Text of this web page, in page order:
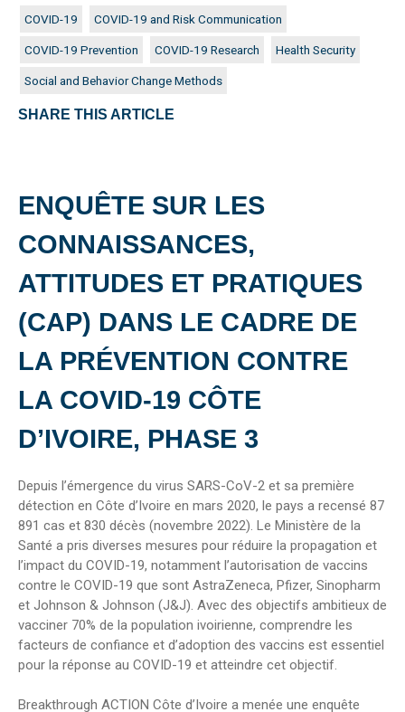
ENQUÊTE SUR LES
CONNAISSANCES,
ATTITUDES ET PRATIQUES
(CAP) DANS LE CADRE DE
LA PRÉVENTION CONTRE
LA COVID-19 CÔTE
D’IVOIRE, PHASE 3
Depuis l’émergence du virus SARS-CoV-2 et sa première
détection en Côte d’Ivoire en mars 2020, le pays a recensé 87
891 cas et 830 décès (novembre 2022). Le Ministère de la
Santé a pris diverses mesures pour réduire la propagation et
l’impact du COVID-19, notamment l’autorisation de vaccins
contre le COVID-19 que sont AstraZeneca, Pfizer, Sinopharm
et Johnson & Johnson (J&J). Avec des objectifs ambitieux de
vacciner 70% de la population ivoirienne, comprendre les
facteurs de confiance et d’adoption des vaccins est essentiel
pour la réponse au COVID-19 et atteindre cet objectif.
Breakthrough ACTION Côte d’Ivoire a menée une enquête
COVID-19 COVID-19 and Risk Communication
COVID-19 Prevention COVID-19 Research Health Security
Social and Behavior Change Methods
SHARE THIS ARTICLE